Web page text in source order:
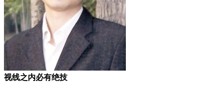
视线之内必有绝技